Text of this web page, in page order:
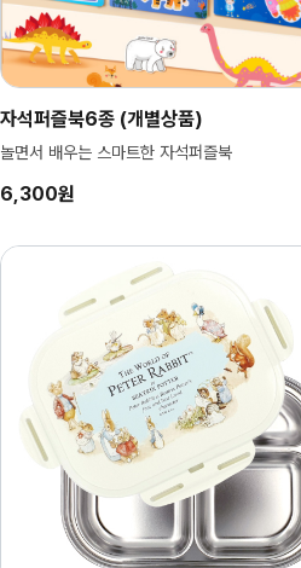
자석퍼즐북6종 (개별상품)
놀면서 배우는 스마트한 자석퍼즐북
6,300원